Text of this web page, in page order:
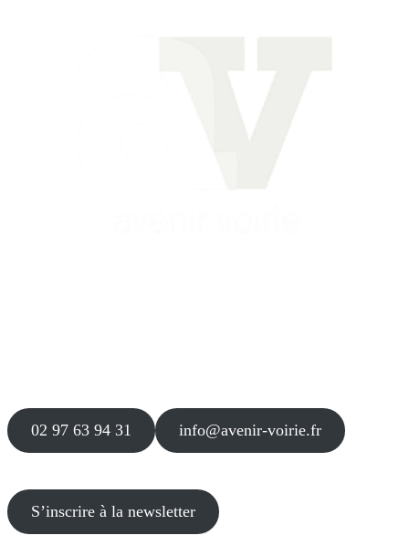
02 97 63 94 31 info@avenir-voirie.fr
S’inscrire à la newsletter